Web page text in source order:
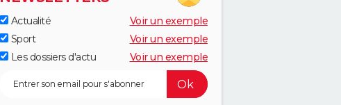
Actualité
Voir un exemple
Sport
Voir un exemple
Les dossiers d'actu
Voir un exemple